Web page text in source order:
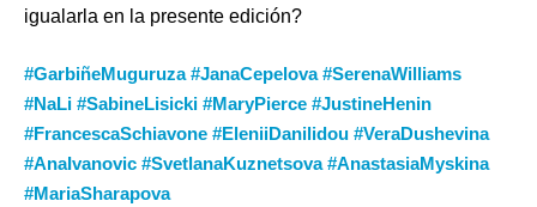
igualarla en la presente edición?
#GarbiñeMuguruza #JanaCepelova #SerenaWilliams
#NaLi #SabineLisicki #MaryPierce #JustineHenin
#FrancescaSchiavone #EleniiDanilidou #VeraDushevina
#AnaIvanovic #SvetlanaKuznetsova #AnastasiaMyskina
#MariaSharapova